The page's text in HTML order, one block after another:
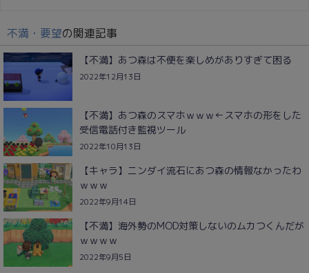
不満・要望の関連記事
【不満】あつ森は不便を楽しめがありすぎて困る
2022年12月13日
【不満】あつ森のスマホｗｗｗ←スマホの形をした
受信電話付き監視ツール
2022年10月13日
【キャラ】ニンダイ流石にあつ森の情報なかったわ
ｗｗｗ
2022年9月14日
【不満】海外勢のMOD対策しないのムカつくんだが
ｗｗｗｗ
2022年9月5日